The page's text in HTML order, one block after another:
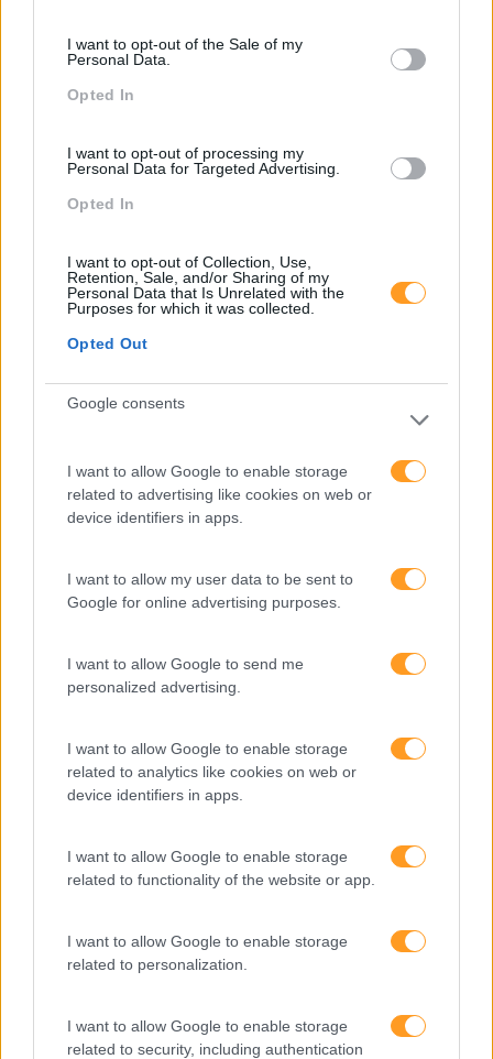
I want to opt-out of the Sale of my
Personal Data.
Opted In
I want to opt-out of processing my
Personal Data for Targeted Advertising.
Opted In
I want to opt-out of Collection, Use,
Retention, Sale, and/or Sharing of my
Personal Data that Is Unrelated with the
Purposes for which it was collected.
Opted Out
Google consents
I want to allow Google to enable storage
related to advertising like cookies on web or
device identifiers in apps.
I want to allow my user data to be sent to
Google for online advertising purposes.
I want to allow Google to send me
personalized advertising.
I want to allow Google to enable storage
related to analytics like cookies on web or
device identifiers in apps.
I want to allow Google to enable storage
related to functionality of the website or app.
I want to allow Google to enable storage
related to personalization.
I want to allow Google to enable storage
related to security, including authentication
Palavras 2020,
Espírito
Capacidades Afetivas
Pesquisa
Categorias Blog
Aprendizagem
Atendimento E Relação Cliente
Cultura
Desenvolvimento De Competências
Entrevista
Interculturalidade
Liderança